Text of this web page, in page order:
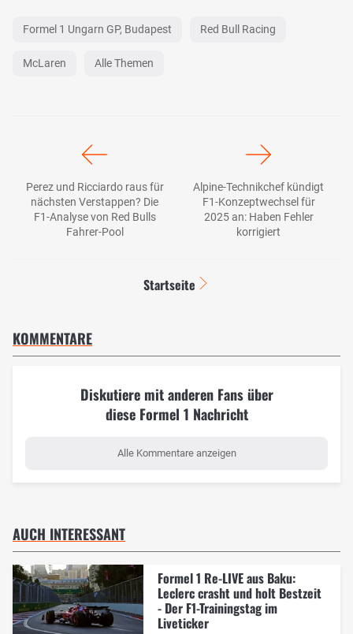
Formel 1 Ungarn GP, Budapest Red Bull Racing
McLaren Alle Themen
Perez und Ricciardo raus für
nächsten Verstappen? Die
F1-Analyse von Red Bulls
Fahrer-Pool
Alpine-Technikchef kündigt
F1-Konzeptwechsel für
2025 an: Haben Fehler
korrigiert
Startseite
KOMMENTARE
Diskutiere mit anderen Fans über
diese Formel 1 Nachricht
Alle Kommentare anzeigen
AUCH INTERESSANT
Formel 1 Re-LIVE aus Baku:
Leclerc crasht und holt Bestzeit
- Der F1-Trainingstag im
Liveticker